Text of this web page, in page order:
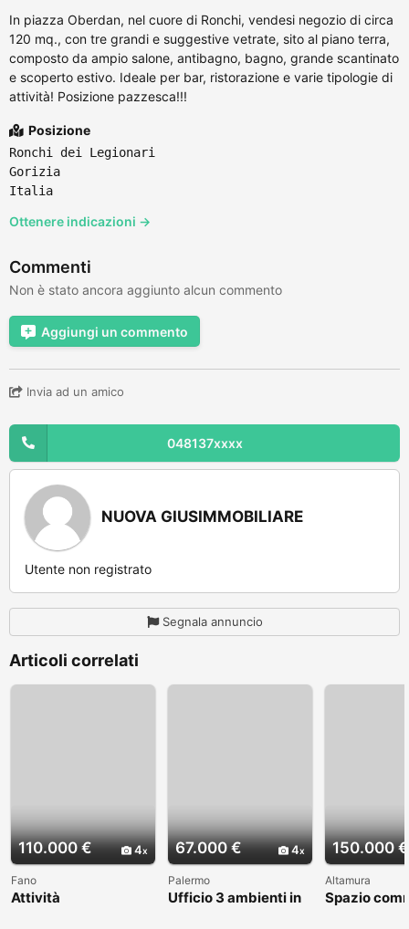
In piazza Oberdan, nel cuore di Ronchi, vendesi negozio di circa
120 mq., con tre grandi e suggestive vetrate, sito al piano terra,
composto da ampio salone, antibagno, bagno, grande scantinato
e scoperto estivo. Ideale per bar, ristorazione e varie tipologie di
attività! Posizione pazzesca!!!
Posizione
Ronchi dei Legionari
Gorizia
Italia
Ottenere indicazioni →
Commenti
Non è stato ancora aggiunto alcun commento
Aggiungi un commento
Invia ad un amico
048137xxxx
NUOVA GIUSIMMOBILIARE
Utente non registrato
Segnala annuncio
Articoli correlati
110.000 € 4
Fano
Attività
67.000 € 4
Palermo
Ufficio 3 ambienti in
150.000 €
Altamura
Spazio